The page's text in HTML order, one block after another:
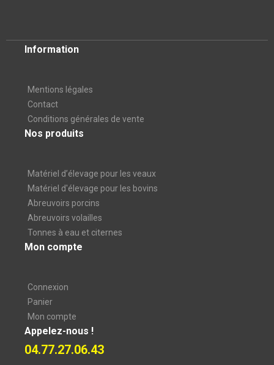
Information
Mentions légales
Contact
Conditions générales de vente
Nos produits
Matériel d’élevage pour les veaux
Matériel d'élevage pour les bovins
Abreuvoirs porcins
Abreuvoirs volailles
Tonnes à eau et citernes
Mon compte
Connexion
Panier
Mon compte
Appelez-nous !
04.77.27.06.43